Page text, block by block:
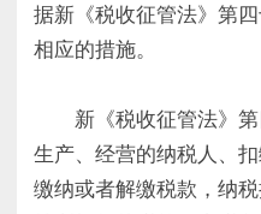
据新《税收征管法》第
相应的措施。
新《税收征管法》第
生产、经营的纳税人、
缴纳或者解缴税款，纳